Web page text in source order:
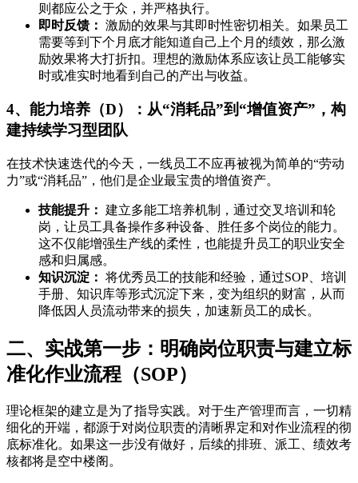
则都应公之于众，并严格执行。
即时反馈： 激励的效果与其即时性密切相关。如果员工
需要等到下个月底才能知道自己上个月的绩效，那么激
励效果将大打折扣。理想的激励体系应该让员工能够实
时或准实时地看到自己的产出与收益。
4、能力培养（D）：从“消耗品”到“增值资产”，构
建持续学习型团队
在技术快速迭代的今天，一线员工不应再被视为简单的“劳动
力”或“消耗品”，他们是企业最宝贵的增值资产。
技能提升： 建立多能工培养机制，通过交叉培训和轮
岗，让员工具备操作多种设备、胜任多个岗位的能力。
这不仅能增强生产线的柔性，也能提升员工的职业安全
感和归属感。
知识沉淀： 将优秀员工的技能和经验，通过SOP、培训
手册、知识库等形式沉淀下来，变为组织的财富，从而
降低因人员流动带来的损失，加速新员工的成长。
二、实战第一步：明确岗位职责与建立标
准化作业流程（SOP）
理论框架的建立是为了指导实践。对于生产管理而言，一切精
细化的开端，都源于对岗位职责的清晰界定和对作业流程的彻
底标准化。如果这一步没有做好，后续的排班、派工、绩效考
核都将是空中楼阁。